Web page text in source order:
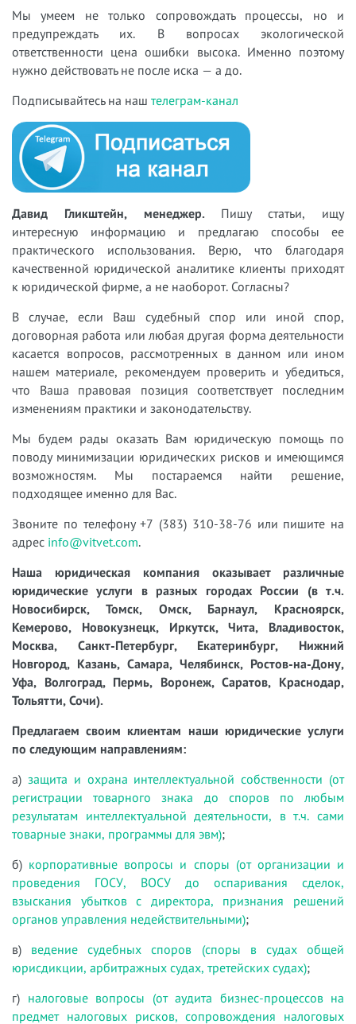
Мы умеем не только сопровождать процессы, но и
предупреждать их. В вопросах экологической
ответственности цена ошибки высока. Именно поэтому
нужно действовать не после иска — а до.
Подписывайтесь на наш телеграм-канал
Давид Гликштейн, менеджер. Пишу статьи, ищу
интересную информацию и предлагаю способы ее
практического использования. Верю, что благодаря
качественной юридической аналитике клиенты приходят
к юридической фирме, а не наоборот. Согласны?
В случае, если Ваш судебный спор или иной спор,
договорная работа или любая другая форма деятельности
касается вопросов, рассмотренных в данном или ином
нашем материале, рекомендуем проверить и убедиться,
что Ваша правовая позиция соответствует последним
изменениям практики и законодательству.
Мы будем рады оказать Вам юридическую помощь по
поводу минимизации юридических рисков и имеющимся
возможностям. Мы постараемся найти решение,
подходящее именно для Вас.
Звоните по телефону +7 (383) 310-38-76 или пишите на
адрес info@vitvet.com.
Наша юридическая компания оказывает различные
юридические услуги в разных городах России (в т.ч.
Новосибирск, Томск, Омск, Барнаул, Красноярск,
Кемерово, Новокузнецк, Иркутск, Чита, Владивосток,
Москва, Санкт-Петербург, Екатеринбург, Нижний
Новгород, Казань, Самара, Челябинск, Ростов-на-Дону,
Уфа, Волгоград, Пермь, Воронеж, Саратов, Краснодар,
Тольятти, Сочи).
Предлагаем своим клиентам наши юридические услуги
по следующим направлениям:
а) защита и охрана интеллектуальной собственности (от
регистрации товарного знака до споров по любым
результатам интеллектуальной деятельности, в т.ч. сами
товарные знаки, программы для эвм);
б) корпоративные вопросы и споры (от организации и
проведения ГОСУ, ВОСУ до оспаривания сделок,
взыскания убытков с директора, признания решений
органов управления недействительными);
в) ведение судебных споров (споры в судах общей
юрисдикции, арбитражных судах, третейских судах);
г) налоговые вопросы (от аудита бизнес-процессов на
предмет налоговых рисков, сопровождения налоговых